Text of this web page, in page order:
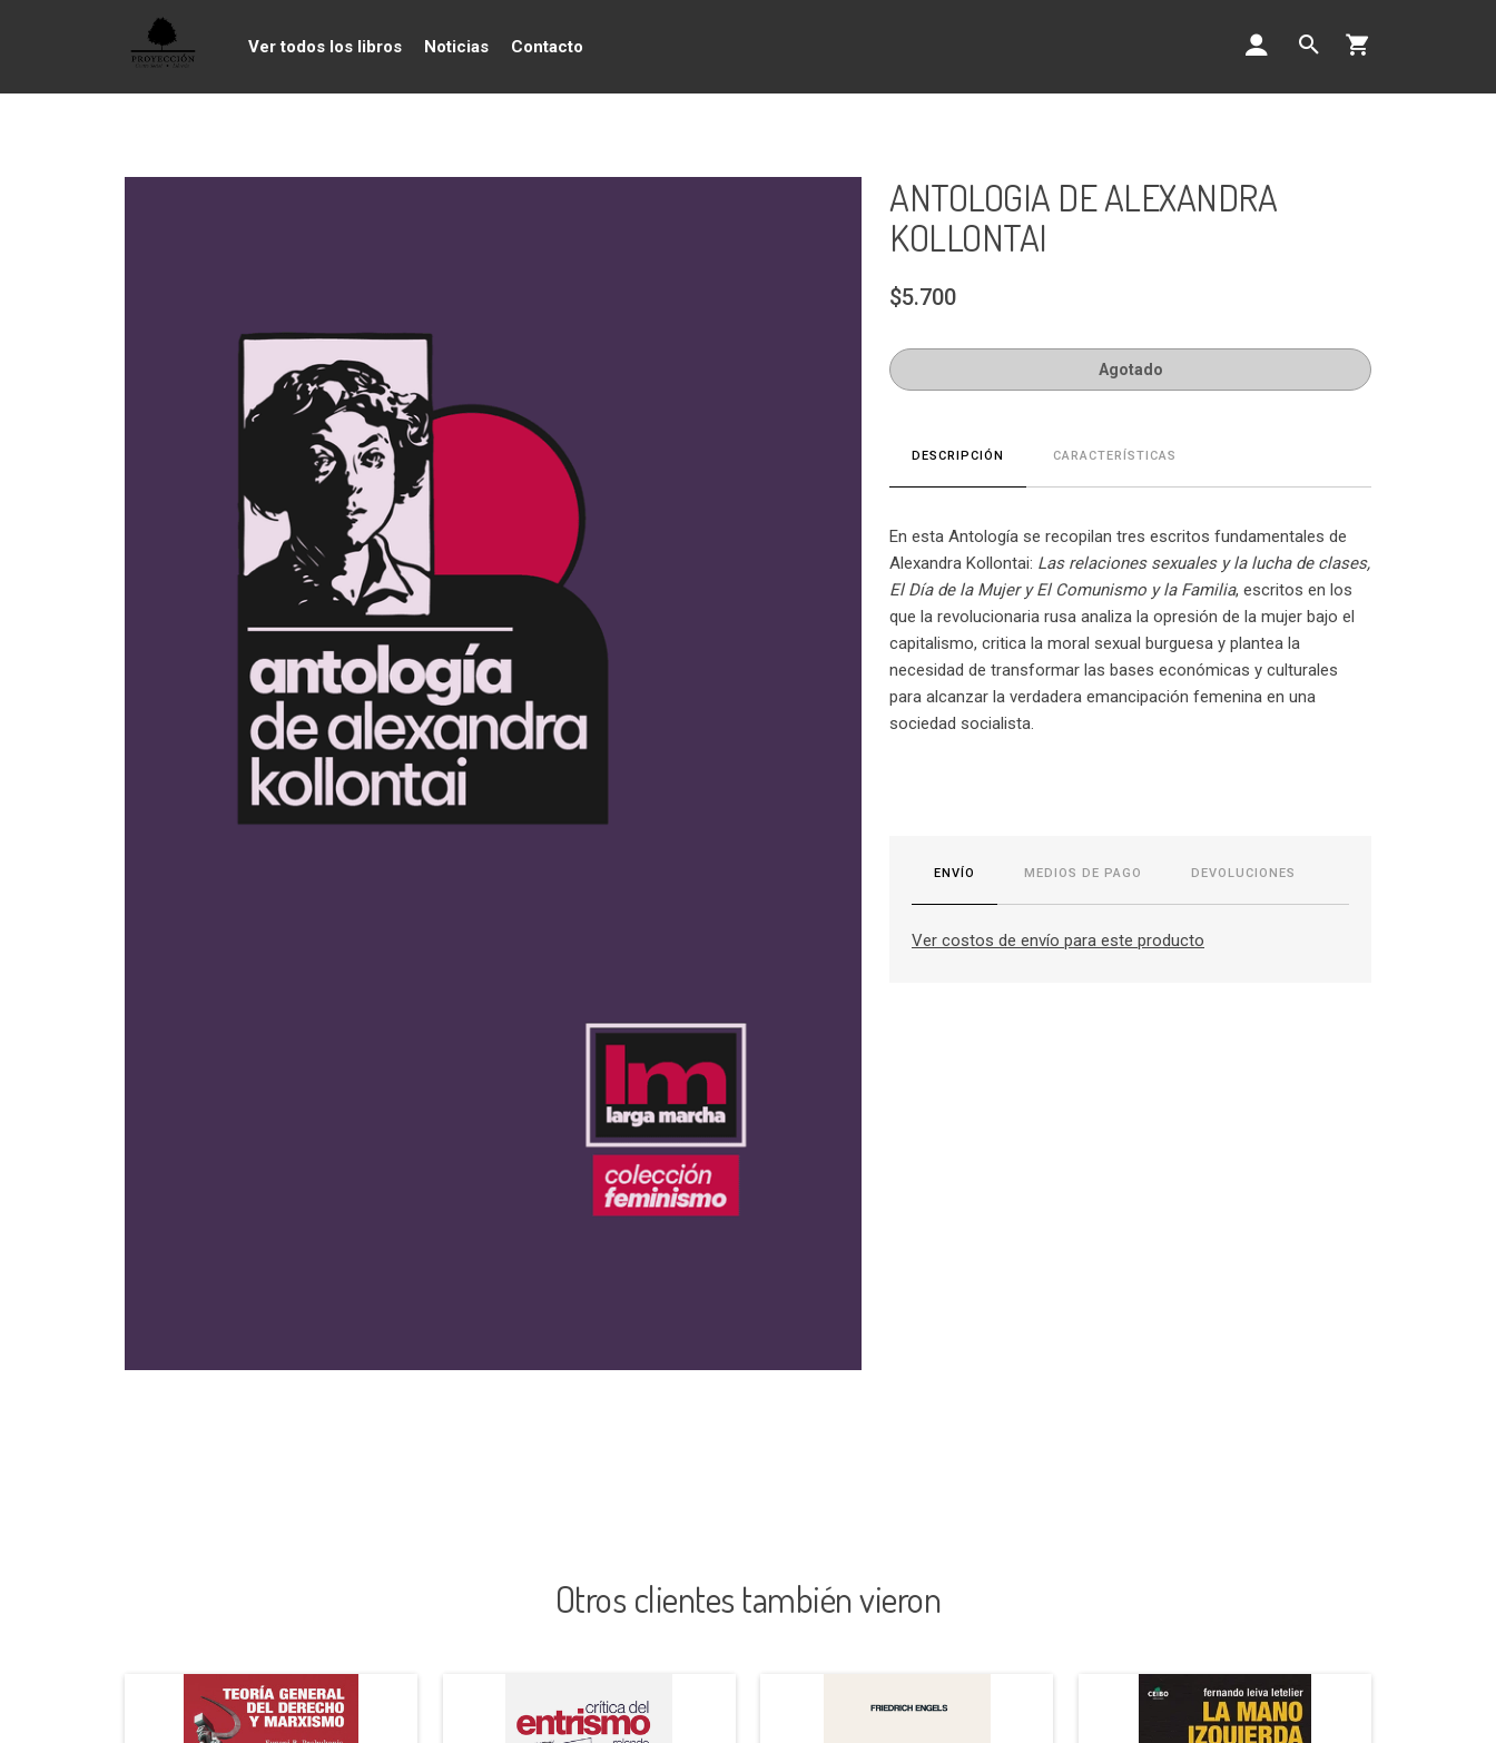
Ver todos los libros Noticias Contacto
ANTOLOGIA DE ALEXANDRA
KOLLONTAI
$5.700
Agotado
DESCRIPCIÓN CARACTERÍSTICAS
En esta Antología se recopilan tres escritos fundamentales de
Alexandra Kollontai: Las relaciones sexuales y la lucha de clases,
El Día de la Mujer y El Comunismo y la Familia, escritos en los
que la revolucionaria rusa analiza la opresión de la mujer bajo el
capitalismo, critica la moral sexual burguesa y plantea la
necesidad de transformar las bases económicas y culturales
para alcanzar la verdadera emancipación femenina en una
sociedad socialista.
ENVÍO MEDIOS DE PAGO DEVOLUCIONES
Ver costos de envío para este producto
Otros clientes también vieron